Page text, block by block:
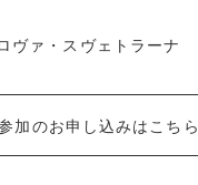
ヴァ・スヴェトラーナ
加のお申し込みはこちら